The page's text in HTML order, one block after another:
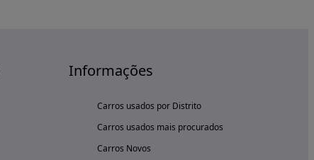
Informações
Carros usados por Distrito
Carros usados mais procurados
Carros Novos